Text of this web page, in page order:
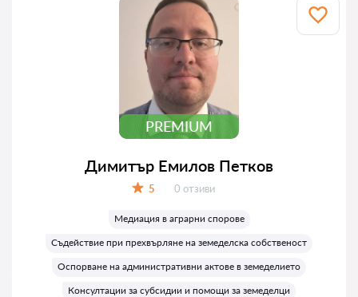
PREMIUM
Димитър Емилов Петков
5 Отзиви:
0 отзиви
Медиация в аграрни спорове
Съдействие при прехвърляне на земеделска собственост
Оспорване на административни актове в земеделието
Консултации за субсидии и помощи за земеделци